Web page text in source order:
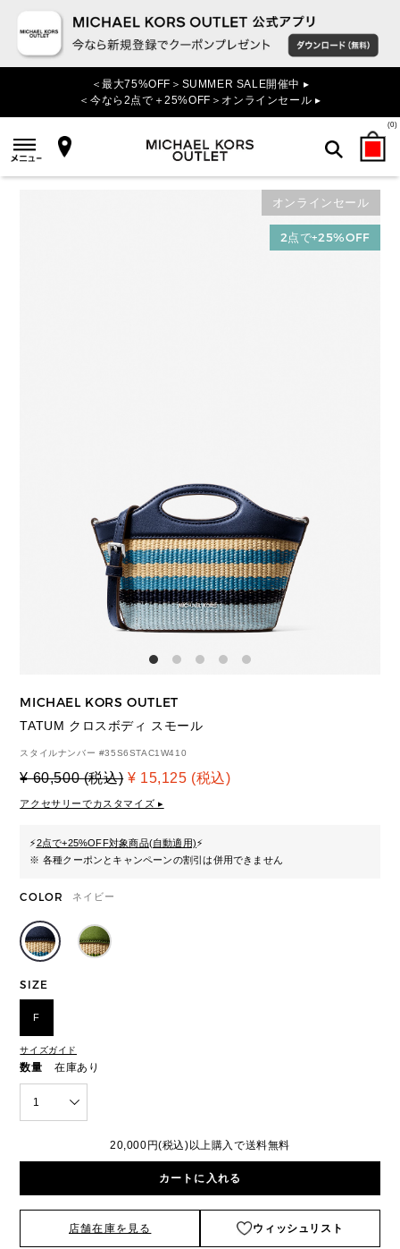
＜最大75%OFF＞SUMMER SALE開催中 ▸
＜今なら2点で＋25%OFF＞オンラインセール ▸
(0)
検索
オンラインセール
2点で+25%OFF
MICHAEL KORS OUTLET
TATUM クロスボディ スモール
スタイルナンバー #35S6STAC1W410
¥ 60,500 (税込) ¥ 15,125 (税込)
アクセサリーでカスタマイズ ▸
⚡2点で+25%OFF対象商品(自動適用)⚡
※ 各種クーポンとキャンペーンの割引は併用できません
COLOR ネイビー
SIZE
F
サイズガイド
数量 在庫あり
1
20,000円(税込)以上購入で送料無料
カートに入れる
店舗在庫を見る ウィッシュリスト